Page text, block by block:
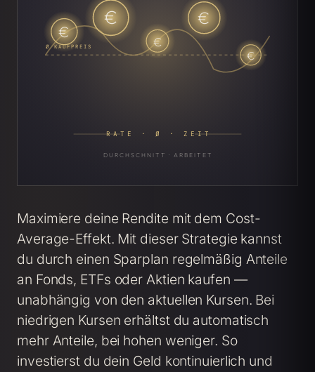
Ø KAUFPREIS
€
€
€
€
€
RATE · Ø · ZEIT
DURCHSCHNITT · ARBEITET
Maximiere deine Rendite mit dem Cost-
Average-Effekt. Mit dieser Strategie kannst
du durch einen Sparplan regelmäßig Anteile
an Fonds, ETFs oder Aktien kaufen —
unabhängig von den aktuellen Kursen. Bei
niedrigen Kursen erhältst du automatisch
mehr Anteile, bei hohen weniger. So
investierst du dein Geld kontinuierlich und